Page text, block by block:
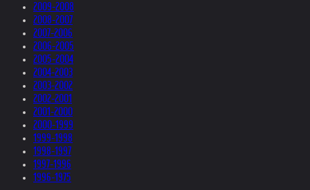
2009-2008
2008-2007
2007-2006
2006-2005
2005-2004
2004-2003
2003-2002
2002-2001
2001-2000
2000-1999
1999-1998
1998-1997
1997-1996
1996-1975